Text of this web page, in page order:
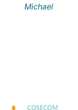
Michael
COSECOM